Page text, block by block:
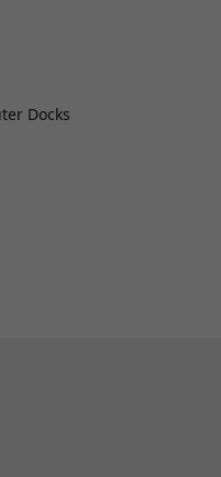
Docks